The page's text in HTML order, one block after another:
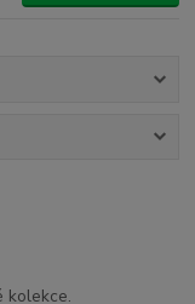
kolekce.